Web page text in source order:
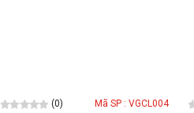
(0) Mã SP : VGCL004